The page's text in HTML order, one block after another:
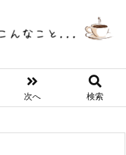
次へ 検索